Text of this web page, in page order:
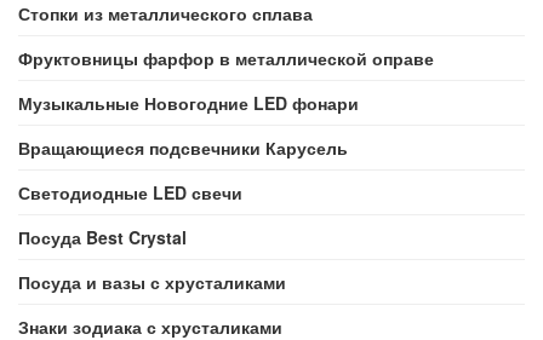
Стопки из металлического сплава
Фруктовницы фарфор в металлической оправе
Музыкальные Новогодние LED фонари
Вращающиеся подсвечники Карусель
Светодиодные LED свечи
Посуда Best Crystal
Посуда и вазы с хрусталиками
Знаки зодиака с хрусталиками